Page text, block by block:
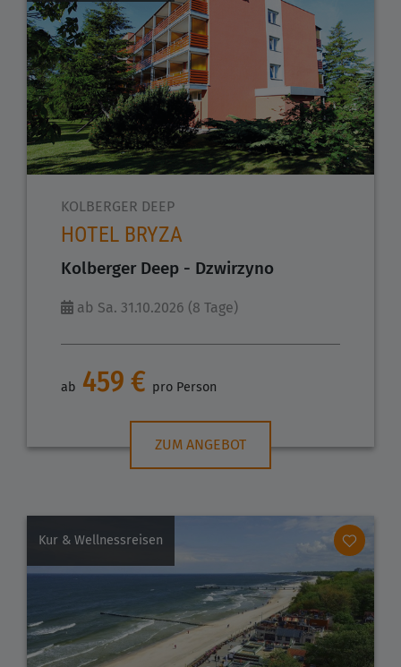
KOLBERGER DEEP
HOTEL BRYZA
Kolberger Deep - Dzwirzyno
ab Sa. 31.10.2026 (8 Tage)
ab 459 € pro Person
ZUM ANGEBOT
Kur & Wellnessreisen